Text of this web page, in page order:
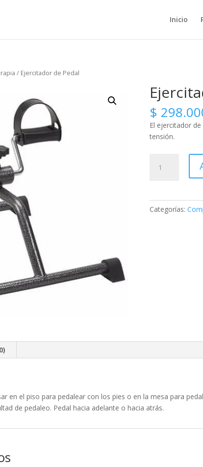
Inicio
/ Ejercitador de Pedal
$
El ejercitador
tensión.
Categorías:
en el piso para pedalear con los pies o en la mesa para
de pedaleo. Pedal hacia adelante o hacia atrás.